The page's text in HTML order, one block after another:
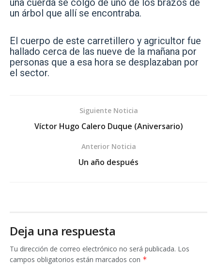
una cuerda se colgó de uno de los brazos de
un árbol que allí se encontraba.
El cuerpo de este carretillero y agricultor fue
hallado cerca de las nueve de la mañana por
personas que a esa hora se desplazaban por
el sector.
Siguiente Noticia
Víctor Hugo Calero Duque (Aniversario)
Anterior Noticia
Un año después
Deja una respuesta
Tu dirección de correo electrónico no será publicada. Los
campos obligatorios están marcados con *